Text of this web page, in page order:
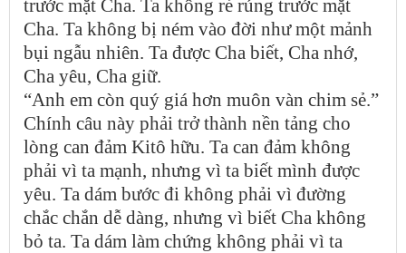
trước mặt Cha. Ta không rẻ rúng trước mặt
Cha. Ta không bị ném vào đời như một mảnh
bụi ngẫu nhiên. Ta được Cha biết, Cha nhớ,
Cha yêu, Cha giữ.
“Anh em còn quý giá hơn muôn vàn chim sẻ.”
Chính câu này phải trở thành nền tảng cho
lòng can đảm Kitô hữu. Ta can đảm không
phải vì ta mạnh, nhưng vì ta biết mình được
yêu. Ta dám bước đi không phải vì đường
chắc chắn dễ dàng, nhưng vì biết Cha không
bỏ ta. Ta dám làm chứng không phải vì ta